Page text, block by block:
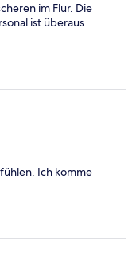
im Flur. Die
ist überaus
Ich komme